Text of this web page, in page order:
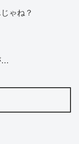
ゃね？
…